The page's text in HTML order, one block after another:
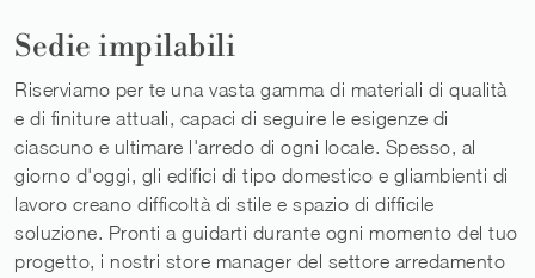
Sedie impilabili
Riserviamo per te una vasta gamma di materiali di qualità
e di finiture attuali, capaci di seguire le esigenze di
ciascuno e ultimare l'arredo di ogni locale. Spesso, al
giorno d'oggi, gli edifici di tipo domestico e gliambienti di
lavoro creano difficoltà di stile e spazio di difficile
soluzione. Pronti a guidarti durante ogni momento del tuo
progetto, i nostri store manager del settore arredamento